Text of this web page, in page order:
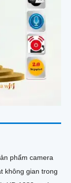
phẩm camera
không gian trong